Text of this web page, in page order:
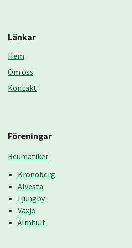
Länkar
Hem
Om oss
Kontakt
Föreningar
Reumatiker
Kronoberg
Alvesta
Ljungby
Växjö
Älmhult